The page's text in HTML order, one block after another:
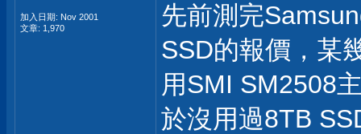
加入日期: Nov 2001
文章: 1,970
先前測完
SSD的報價，某
用SMI SM2508
於沒用過8TB